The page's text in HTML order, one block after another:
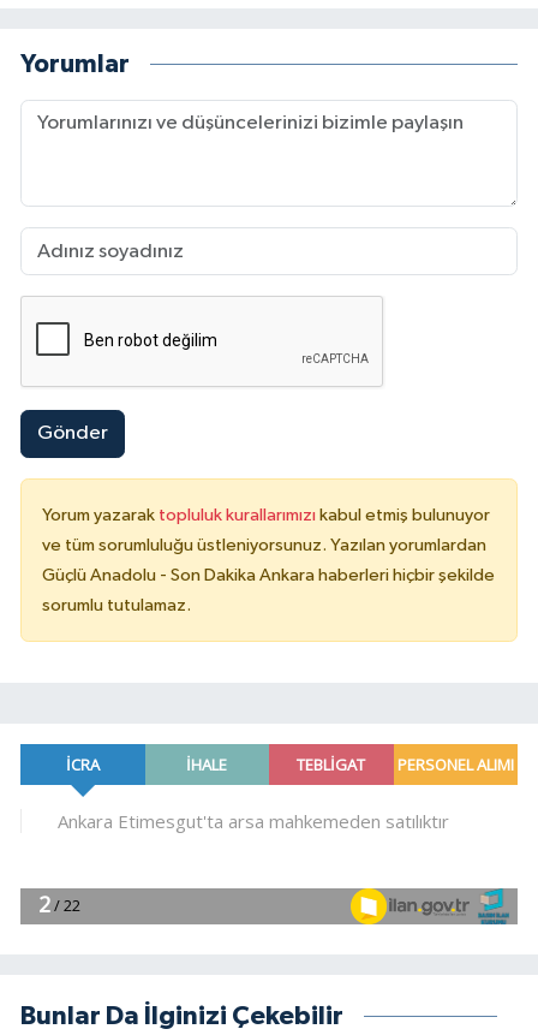
Yorumlar
Gönder
Yorum yazarak topluluk kurallarımızı kabul etmiş bulunuyor
ve tüm sorumluluğu üstleniyorsunuz. Yazılan yorumlardan
Güçlü Anadolu - Son Dakika Ankara haberleri hiçbir şekilde
sorumlu tutulamaz.
Bunlar Da İlginizi Çekebilir